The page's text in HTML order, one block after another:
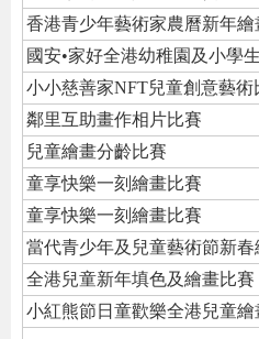
香港青少年藝術家農曆新年繪
國安•家好全港幼稚園及小學
小小慈善家NFT兒童創意藝術
鄰里互助畫作相片比賽
兒童繪畫分齡比賽
童享快樂一刻繪畫比賽
童享快樂一刻繪畫比賽
當代青少年及兒童藝術節新春
全港兒童新年填色及繪畫比賽
小紅熊節日童歡樂全港兒童繪